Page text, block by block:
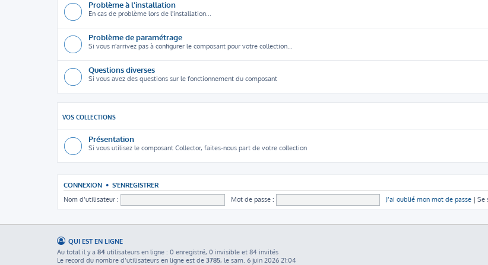
Problème à l'installation
En cas de problème lors de l'installation...
Problème de paramétrage
Si vous n'arrivez pas à configurer le composant pour votre collection...
Questions diverses
Si vous avez des questions sur le fonctionnement du composant
VOS COLLECTIONS
Présentation
Si vous utilisez le composant Collector, faites-nous part de votre collection
CONNEXION • S’ENREGISTRER
Nom d’utilisateur : Mot de passe : J’ai oublié mon mot de passe | Se
QUI EST EN LIGNE
Au total il y a 84 utilisateurs en ligne : 0 enregistré, 0 invisible et 84 invités
Le record du nombre d’utilisateurs en ligne est de 3785, le sam. 6 juin 2026 21:04